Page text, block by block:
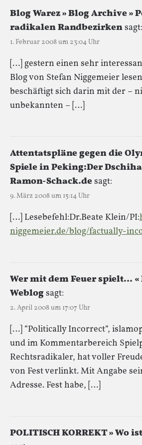
Blog Warez » Blog Archive »
radikalen Randbezirkensagt:
1. Februar 2008 um 23:04 Uhr
[…] gestern einen sehr
Blog von Stefan Niggemeier
beschäftigt sich darin mit der –
unbekannten – […]
Attentatspläne gegen die
Spiele in Peking:Der
Ramon-Schack.desagt:
9. März 2008 um 15:14 Uhr
[…] Lesebefehl:Dr.Beate Klein/PI:
niggemeier.de/blog/factually-
Wer mit dem Feuer spielt… «
Weblogsagt:
2. April 2008 um 17:07 Uhr
[…] “Politically Incorrect“,
und im Kommentarbereich
Rechtsradikaler, hat voller
von Fest verlinkt. Mit Angabe
Adresse. Fest habe, […]
POLITISCH KORREKT » Wo